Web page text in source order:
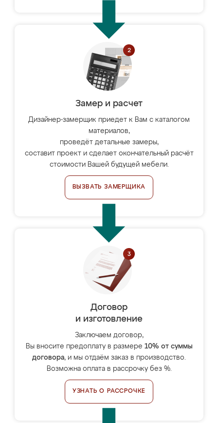
Замер и расчет
Дизайнер-замерщик приедет к Вам с каталогом
материалов,
проведёт детальные замеры,
составит проект и сделает окончательный расчёт
стоимости Вашей будущей мебели.
ВЫЗВАТЬ ЗАМЕРЩИКА
Договор
и изготовление
Заключаем договор,
Вы вносите предоплату в размере 10% от суммы
договора, и мы отдаём заказ в производство.
Возможна оплата в рассрочку без %.
УЗНАТЬ О РАССРОЧКЕ